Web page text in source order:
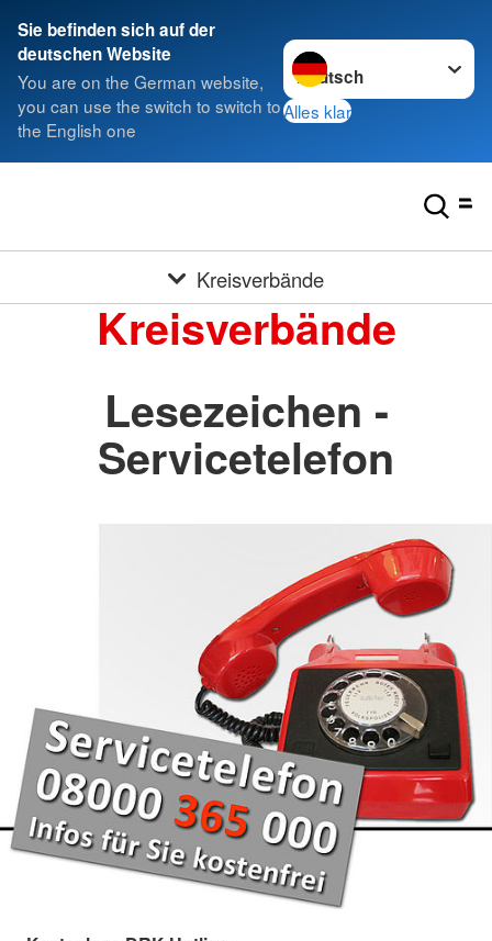
Sie befinden sich auf der
deutschen Website
You are on the German website,
you can use the switch to switch to
the English one
Sprache wechseln zu
Alles klar
Kreisverbände
Kreisverbände
Lesezeichen -
Servicetelefon